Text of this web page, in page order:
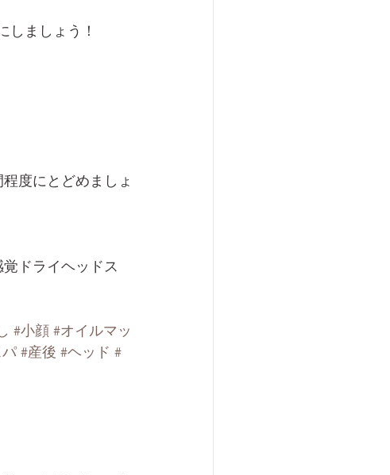
しましょう！
度にとどめましょ
ドライヘッドス
#小顔 #オイルマッ
#産後 #ヘッド #